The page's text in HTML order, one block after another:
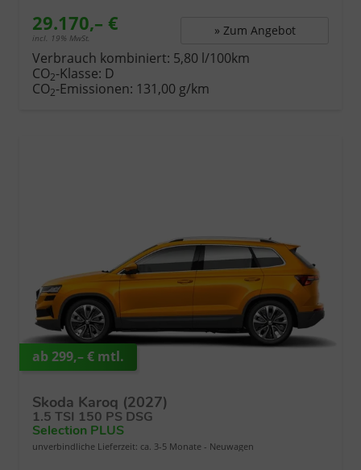
29.170,– €
incl. 19% MwSt. » Zum Angebot
Verbrauch kombiniert: 5,80 l/100km
CO2-Klasse: D
CO2-Emissionen: 131,00 g/km
ab 299,– € mtl.
Skoda Karoq (2027)
1.5 TSI 150 PS DSG
Selection PLUS
unverbindliche Lieferzeit: ca. 3-5 Monate Neuwagen